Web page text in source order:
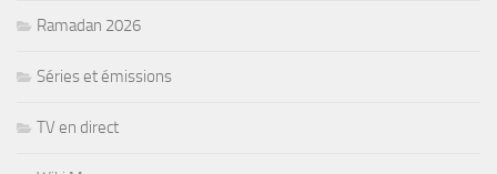
Ramadan 2026
Séries et émissions
TV en direct